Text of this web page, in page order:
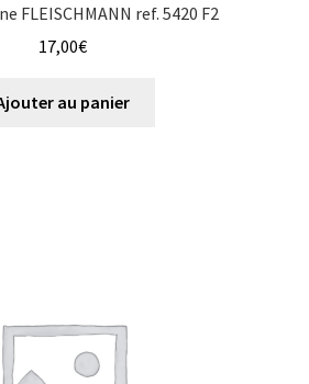
FLEISCHMANN ref. 5420 F2
17,00€
au panier